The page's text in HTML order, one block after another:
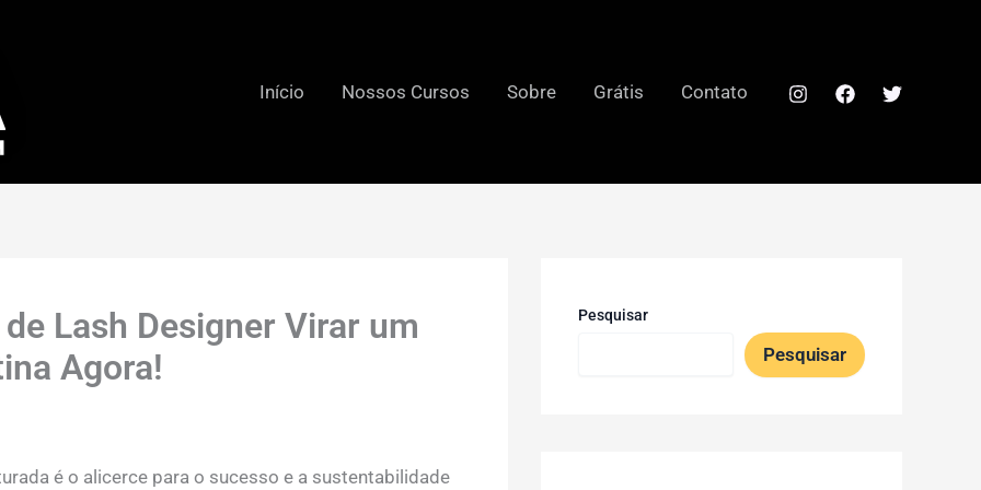
Início Nossos Cursos Sobre Grátis Contato
Lash Designer Virar um
Agora!
é o alicerce para o sucesso e a sustentabilidade
Pesquisar
Pesquisar